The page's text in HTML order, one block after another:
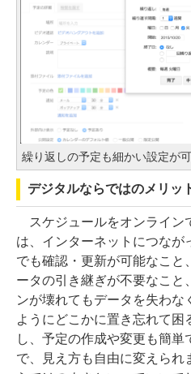
繰り返しの予定も細かい設定が
デジタルならではのメリッ
スケジュールをオンライン
は、インターネットにつなが
でも確認・更新が可能なこと
ータの引き継ぎが不要なこと
ンが壊れてもデータを失わな
ようにどこかに置き忘れて困
し、予定の作成や変更も簡単
で、見え方も自由に変えられ